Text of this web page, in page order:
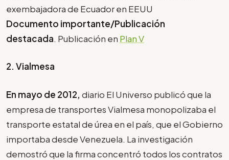
exembajadora de Ecuador en EEUU
Documento importante/Publicación
destacada. Publicación en Plan V
2. Vialmesa
En mayo de 2012, diario El Universo publicó que la
empresa de transportes Vialmesa monopolizaba el
transporte estatal de úrea en el país, que el Gobierno
importaba desde Venezuela. La investigación
demostró que la firma concentró todos los contratos